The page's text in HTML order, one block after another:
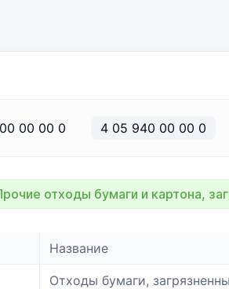
00 00 0 4 05 940 00 00 0
отходы бумаги и картона,
Название
Отходы бумаги,